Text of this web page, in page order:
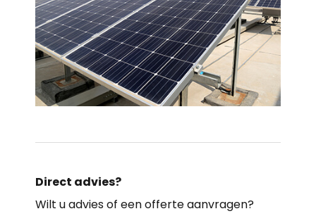
Direct advies?
Wilt u advies of een offerte aanvragen?